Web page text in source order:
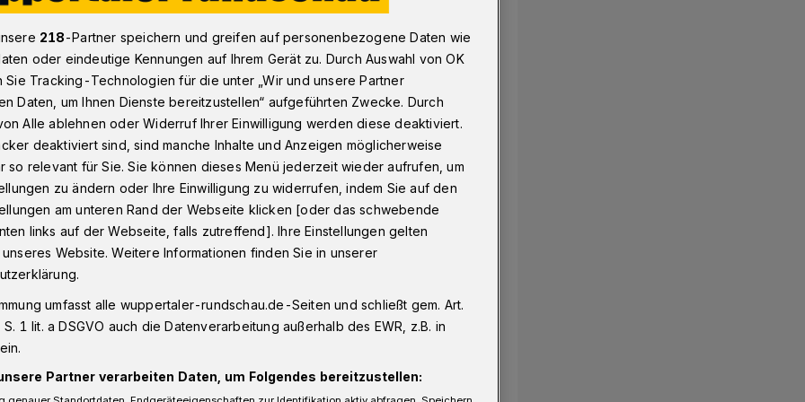
für den Deutschen Kita-Preis nominiert​
für
Preis nominiert
in Vielfalt“-Gruppe in der
gehört beim Deutschen Kita-Preis
„Lokales Bündnis für frühe
218-Partner speichern und greifen auf personenbezogene Daten wie
oder eindeutige Kennungen auf Ihrem Gerät zu. Durch Auswahl von OK
Sie Tracking-Technologien für die unter „Wir und unsere Partner
Daten, um Ihnen Dienste bereitzustellen“ aufgeführten Zwecke. Durch
Alle ablehnen oder Widerruf Ihrer Einwilligung werden diese deaktiviert.
deaktiviert sind, sind manche Inhalte und Anzeigen möglicherweise
so relevant für Sie. Sie können dieses Menü jederzeit wieder aufrufen, um
zu ändern oder Ihre Einwilligung zu widerrufen, indem Sie auf den
am unteren Rand der Webseite klicken [oder das schwebende
links auf der Webseite, falls zutreffend]. Ihre Einstellungen gelten
Website. Weitere Informationen finden Sie in unserer
umfasst alle wuppertaler-rundschau.de-Seiten und schließt gem. Art.
1 lit. a DSGVO auch die Datenverarbeitung außerhalb des EWR, z.B. in
Partner verarbeiten Daten, um Folgendes bereitzustellen: